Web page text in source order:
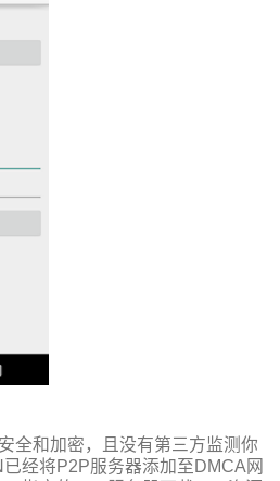
全和加密，且没有第三方监测你
经将P2P服务器添加至DMCA网